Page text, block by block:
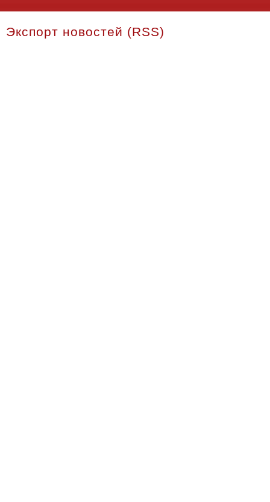
Экспорт новостей (RSS)